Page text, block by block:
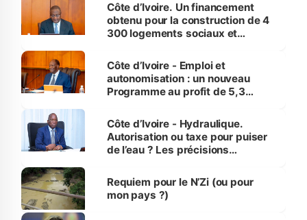
Côte d’Ivoire. Un financement
obtenu pour la construction de 4
300 logements sociaux et
et Yamoussoukro
Côte d’Ivoire - Emploi et
autonomisation : un nouveau
Programme au profit de 5,3
Côte d’Ivoire - Hydraulique.
Autorisation ou taxe pour puiser
de l’eau ? Les précisions
Requiem pour le N’Zi (ou pour
mon pays ?)